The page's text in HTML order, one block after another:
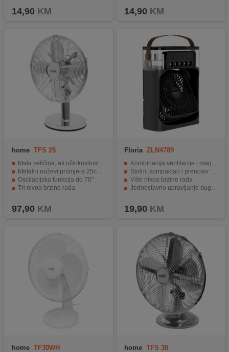
14,90 KM 14,90 KM
home TFS 25
Mala veličina, ali učinkovitost rashlađivanja
Metalni noževi promjera 25cm za snažan protok zraka
Oscilacijska funkcija do 70°
Tri nivoa brzine rada
97,90 KM
Floria ZLN4789
Kombinacija ventilacije i maglenja
Stolni, kompaktan i prenosiv dizajn
Više nivoa brzine rada
Jednostavno upravljanje dugmadima
19,90 KM
home TF30WH home TFS 30